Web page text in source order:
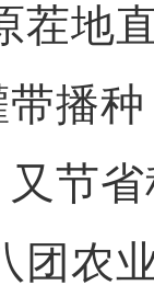
地直
播
节
团农